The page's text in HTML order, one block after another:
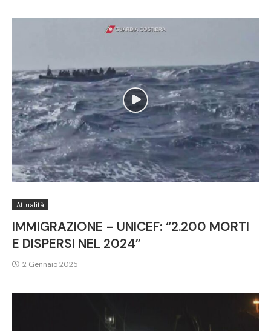
Attualità
IMMIGRAZIONE - UNICEF: “2.200 MORTI
E DISPERSI NEL 2024”
2 Gennaio 2025